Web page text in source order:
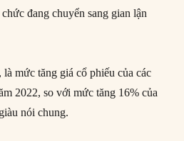
đang chuyển sang gian lận
là mức tăng giá cổ phiếu của các
2022, so với mức tăng 16% của
nói chung.